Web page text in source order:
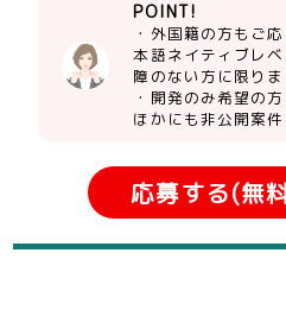
POINT!
・外国籍の方もご
本語ネイティブレ
障のない方に限りま
・開発のみ希望の
ほかにも非公開案件
応募する(無